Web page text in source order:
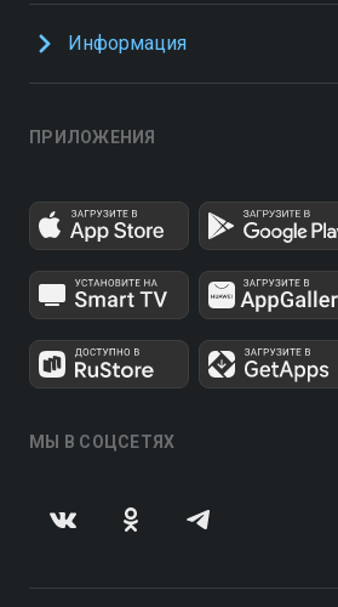
Информация
ПРИЛОЖЕНИЯ
МЫ В СОЦСЕТЯХ